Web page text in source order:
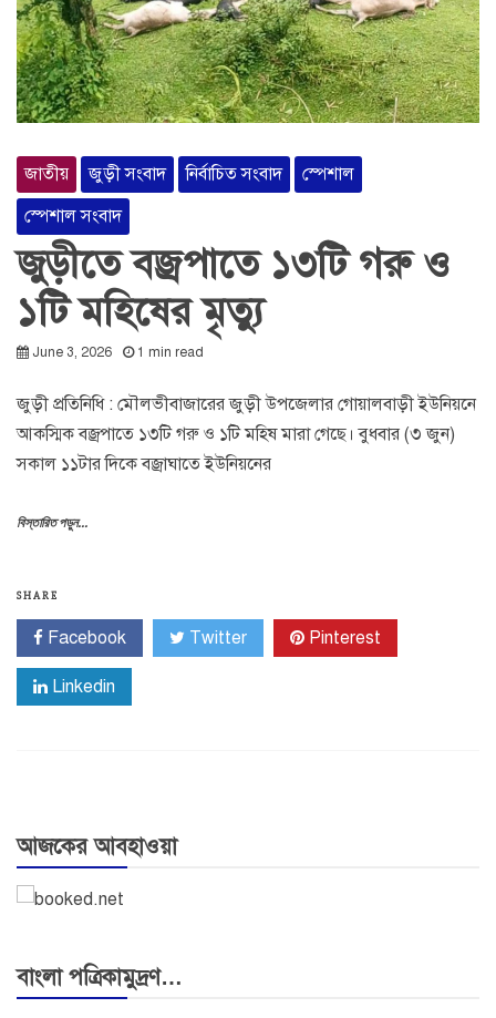
জাতীয় জুড়ী সংবাদ নির্বাচিত সংবাদ
স্পেশাল
স্পেশাল সংবাদ
জুড়ীতে বজ্রপাতে ১৩টি গরু ও
১টি মহিষের মৃত্যু
June 3, 2026 1 min read
জুড়ী প্রতিনিধি : মৌলভীবাজারের জুড়ী উপজেলার গোয়ালবাড়ী ইউনিয়নে
আকস্মিক বজ্রপাতে ১৩টি গরু ও ১টি মহিষ মারা গেছে। বুধবার (৩ জুন)
সকাল ১১টার দিকে বজ্রাঘাতে ইউনিয়নের
বিস্তারিত পড়ুন...
SHARE
Facebook Twitter Pinterest
Linkedin
আজকের আবহাওয়া
বাংলা পত্রিকামুদ্রণ…